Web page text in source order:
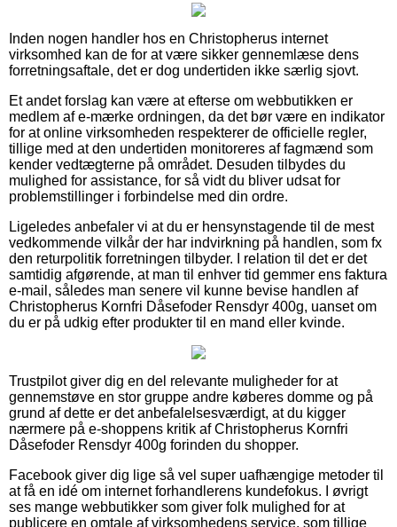
Inden nogen handler hos en Christopherus internet
virksomhed kan de for at være sikker gennemlæse dens
forretningsaftale, det er dog undertiden ikke særlig sjovt.
Et andet forslag kan være at efterse om webbutikken er
medlem af e-mærke ordningen, da det bør være en indikator
for at online virksomheden respekterer de officielle regler,
tillige med at den undertiden monitoreres af fagmænd som
kender vedtægterne på området. Desuden tilbydes du
mulighed for assistance, for så vidt du bliver udsat for
problemstillinger i forbindelse med din ordre.
Ligeledes anbefaler vi at du er hensynstagende til de mest
vedkommende vilkår der har indvirkning på handlen, som fx
den returpolitik forretningen tilbyder. I relation til det er det
samtidig afgørende, at man til enhver tid gemmer ens faktura
e-mail, således man senere vil kunne bevise handlen af
Christopherus Kornfri Dåsefoder Rensdyr 400g, uanset om
du er på udkig efter produkter til en mand eller kvinde.
Trustpilot giver dig en del relevante muligheder for at
gennemstøve en stor gruppe andre køberes domme og på
grund af dette er det anbefalelsesværdigt, at du kigger
nærmere på e-shoppens kritik af Christopherus Kornfri
Dåsefoder Rensdyr 400g forinden du shopper.
Facebook giver dig lige så vel super uafhængige metoder til
at få en idé om internet forhandlerens kundefokus. I øvrigt
ses mange webbutikker som giver folk mulighed for at
publicere en omtale af virksomhedens service, som tillige